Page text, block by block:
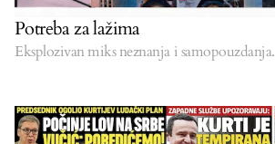
Potreba za lažima
Eksplozivan miks neznanja i samopouzdanja.